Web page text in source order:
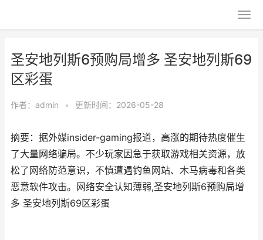
圣安地列斯6预购局增多 圣安地列斯69
区彩蛋
作者： admin • 更新时间：2026-05-28
摘要：据外媒insider-gaming报道，高涨的期待热度催生
了大量网络骗局。不少玩家因急于获取游戏相关资源，放
松了网络防范意识，不慎遭遇钓鱼网站、木马病毒和各类
恶意软件攻击。网络安全认知薄弱,圣安地列斯6预购局增
多 圣安地列斯69区彩蛋